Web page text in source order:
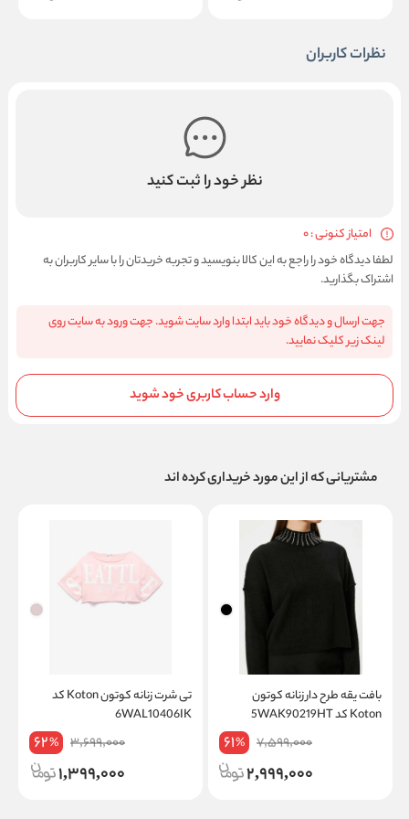
نظرات کاربران
نظر خود را ثبت کنید
امتیاز کنونی : 0
لطفا دیدگاه خود را راجع به این کالا بنویسید و تجربه خریدتان را با سایر کاربران به
اشتراک بگذارید.
جهت ارسال و دیدگاه خود باید ابتدا وارد سایت شوید. جهت ورود به سایت روی
لینک زیر کلیک نمایید.
وارد حساب کاربری خود شوید
مشتریانی که از این مورد خریداری کرده اند
بافت یقه طرح دار زنانه کوتون
Koton کد 5WAK90219HT
7,599,000
61%
2,999,000
تی شرت زنانه کوتون Koton کد
6WAL10406IK
3,699,000
62%
1,399,000